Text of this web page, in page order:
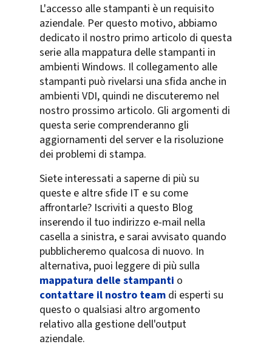
L'accesso alle stampanti è un requisito
aziendale. Per questo motivo, abbiamo
dedicato il nostro primo articolo di questa
serie alla mappatura delle stampanti in
ambienti Windows. Il collegamento alle
stampanti può rivelarsi una sfida anche in
ambienti VDI, quindi ne discuteremo nel
nostro prossimo articolo. Gli argomenti di
questa serie comprenderanno gli
aggiornamenti del server e la risoluzione
dei problemi di stampa.
Siete interessati a saperne di più su
queste e altre sfide IT e su come
affrontarle? Iscriviti a questo Blog
inserendo il tuo indirizzo e-mail nella
casella a sinistra, e sarai avvisato quando
pubblicheremo qualcosa di nuovo. In
alternativa, puoi leggere di più sulla
mappatura delle stampanti o
contattare il nostro team di esperti su
questo o qualsiasi altro argomento
relativo alla gestione dell'output
aziendale.